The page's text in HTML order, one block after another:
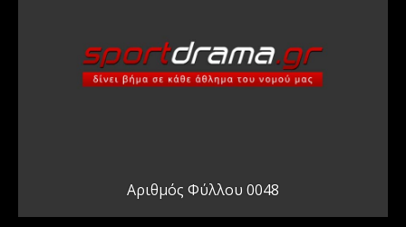
Αριθμός Φύλλου 0048